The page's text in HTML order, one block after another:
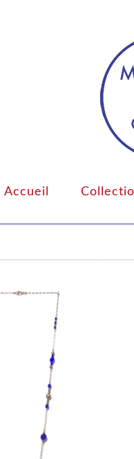
Accueil